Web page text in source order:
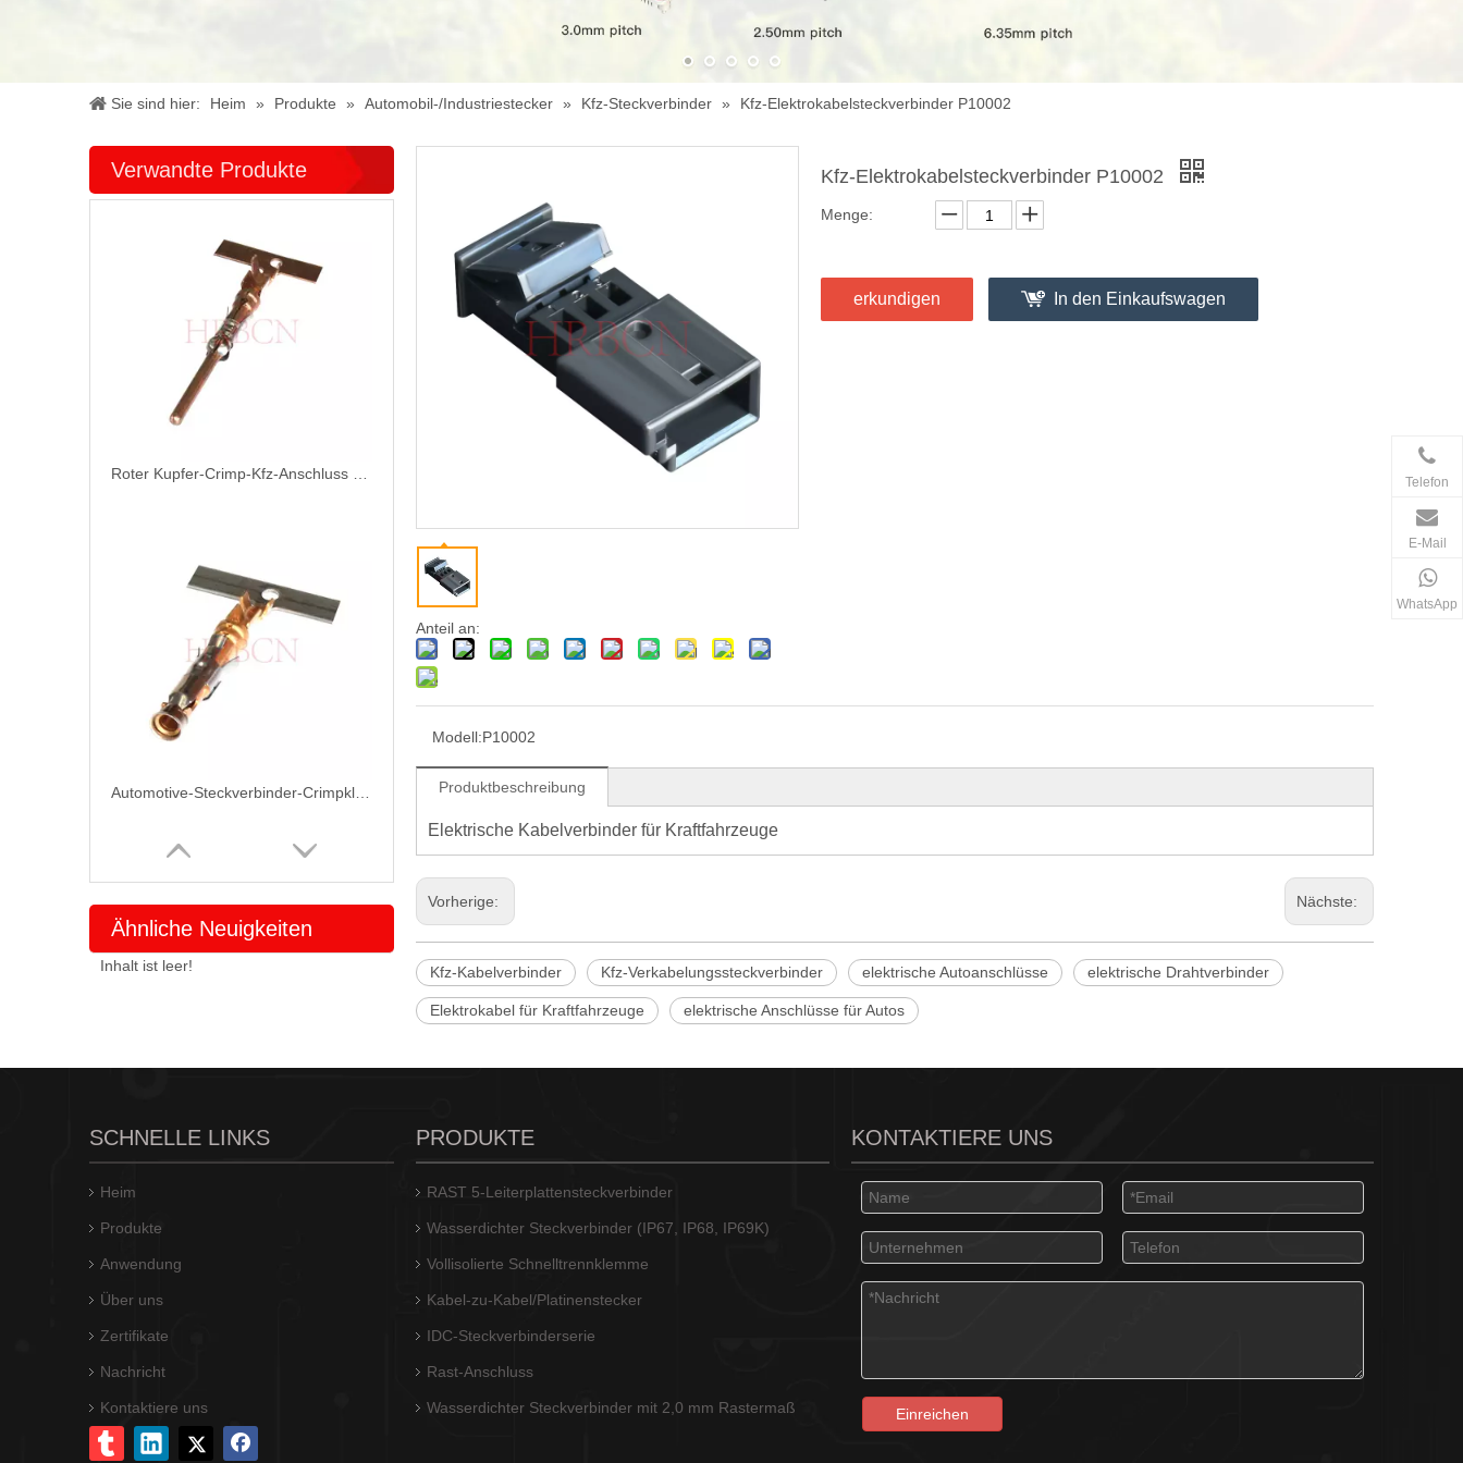
Sie sind hier: Heim » Produkte » Automobil-/Industriestecker » Kfz-Steckverbinder » Kfz-Elektrokabelsteckverbinder P10002
Verwandte Produkte
Ähnliche Neuigkeiten
Inhalt ist leer!
Anteil an:
Kfz-Elektrokabelsteckverbinder P10002
Menge:
erkundigen In den Einkaufswagen
Modell:P10002
Produktbeschreibung
Elektrische Kabelverbinder für Kraftfahrzeuge
Vorherige: Nächste:
Kfz-Kabelverbinder Kfz-Verkabelungssteckverbinder elektrische Autoanschlüsse elektrische Drahtverbinder
Elektrokabel für Kraftfahrzeuge elektrische Anschlüsse für Autos
SCHNELLE LINKS
Heim
Produkte
Anwendung
Über uns
Zertifikate
Nachricht
Kontaktiere uns
PRODUKTE
RAST 5-Leiterplattensteckverbinder
Wasserdichter Steckverbinder (IP67, IP68, IP69K)
Vollisolierte Schnelltrennklemme
Kabel-zu-Kabel/Platinenstecker
IDC-Steckverbinderserie
Rast-Anschluss
Wasserdichter Steckverbinder mit 2,0 mm Rastermaß
Telefon
E-Mail
WhatsApp
KONTAKTIERE UNS
Einreichen